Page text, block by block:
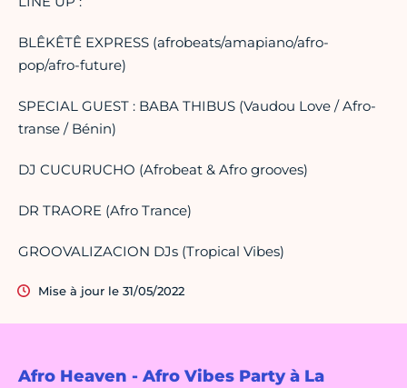
Afro Heaven - Afro Vibes Party à La
BLÊKÊTÊ EXPRESS (afrobeats/amapiano/afro-
pop/afro-future)
SPECIAL GUEST : BABA THIBUS (Vaudou Love / Afro-
transe / Bénin)
DJ CUCURUCHO (Afrobeat & Afro grooves)
DR TRAORE (Afro Trance)
GROOVALIZACION DJs (Tropical Vibes)
Mise à jour le 31/05/2022